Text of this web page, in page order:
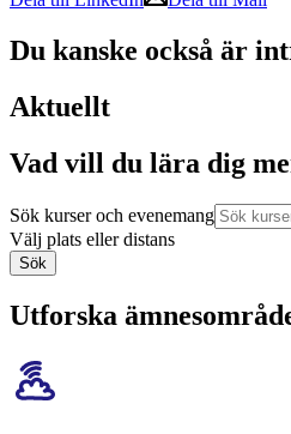
Du kanske också är
Aktuellt
Vad vill du lära dig
Sök kurser och evenemang
Välj plats eller distans
Sök
Utforska